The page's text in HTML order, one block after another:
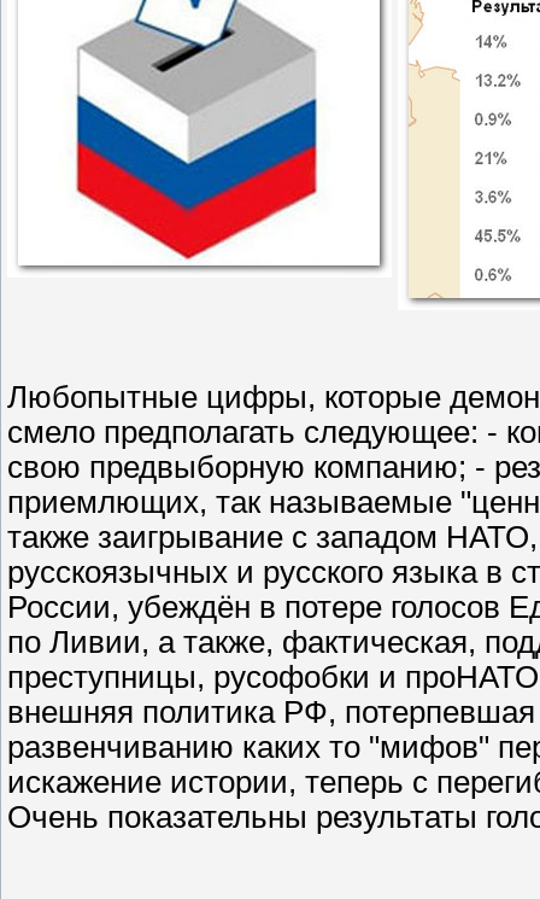
Любопытные цифры, которые
смело предполагать следующее: -
свою предвыборную компанию; -
приемлющих, так называемые
также заигрывание с западом
русскоязычных и русского языка в
России, убеждён в потере голосов
по Ливии, а также, фактическая,
преступницы, русофобки и
внешняя политика РФ,
развенчиванию каких то "мифов"
искажение истории, теперь с
Очень показательны результаты